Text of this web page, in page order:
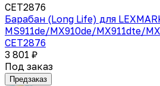
CET2876
Барабан (Long Life) для
MS911de/MX910de/MX911dte/
CET2876
3 801 ₽
Под заказ
Предзаказ